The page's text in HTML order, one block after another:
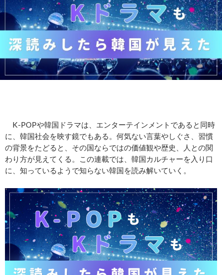
K-POPや韓国ドラマは、エンターテインメントであると同時
に、韓国社会を映す鏡でもある。何気ない言葉やしぐさ、習慣
の背景をたどると、その国ならではの価値観や歴史、人との関
わり方が見えてくる。この連載では、韓国カルチャーを入り口
に、知っているようで知らない韓国を読み解いていく。